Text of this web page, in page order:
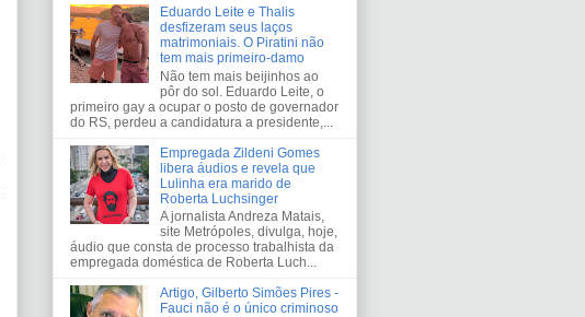
Eduardo Leite e Thalis
desfizeram seus laços
matrimoniais. O Piratini não
tem mais primeiro-damo
Não tem mais beijinhos ao
pôr do sol. Eduardo Leite, o
primeiro gay a ocupar o posto de governador
do RS, perdeu a candidatura a presidente,...
Empregada Zildeni Gomes
libera áudios e revela que
Lulinha era marido de
Roberta Luchsinger
A jornalista Andreza Matais,
site Metrópoles, divulga, hoje,
áudio que consta de processo trabalhista da
empregada doméstica de Roberta Luch...
Artigo, Gilberto Simões Pires -
Fauci não é o único criminoso